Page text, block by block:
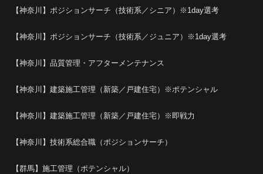
【神奈川】ポジションサーチ（技術系／シニア）※1day選考
【神奈川】ポジションサーチ（技術系／ジュニア）※1day選考
【神奈川】品質管理・アフターメンテナンス
【神奈川】建築施工管理（新築／戸建住宅）※ポテンシャル
【神奈川】建築施工管理（新築／戸建住宅）※即戦力
【神奈川】技術系総合職（ポジションサーチ）
【群馬】施工管理（ポテンシャル）